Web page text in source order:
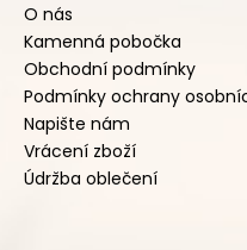
O nás
Kamenná pobočka
Obchodní podmínky
Podmínky ochrany
Napište nám
Vrácení zboží
Údržba oblečení